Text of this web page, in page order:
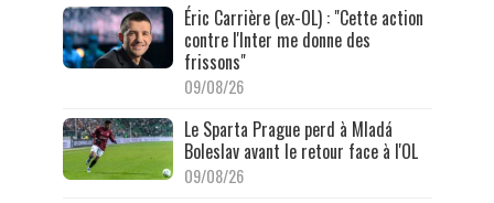
Éric Carrière (ex-OL) : "Cette action
contre l'Inter me donne des
frissons"
09/08/26
Le Sparta Prague perd à Mladá
Boleslav avant le retour face à l'OL
09/08/26